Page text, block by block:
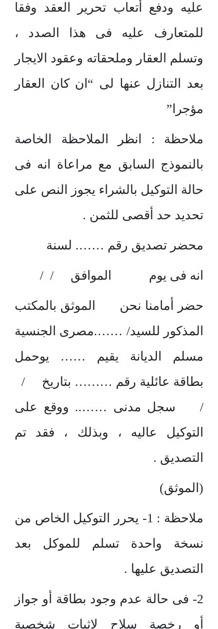
عليه ودفع أتعاب تحرير العقد وفقا
للمتعارف عليه فى هذا الصدد ،
وتسلم العقار وملحقاته وعقود الايجار
بعد التنازل عنها لى “ان كان العقار
مؤجرا”
ملاحظة : انظر الملاحظة الخاصة
بالنموذج السابق مع مراعاة انه فى
حالة التوكيل بالشراء يجوز النص على
تحديد حد أقصى للثمن .
محضر تصديق رقم ……. لسنة
انه فى يوم الموافق / /
حضر أمامنا نحن الموثق بالمكتب
المذكور للسيد/ …….مصرى الجنسية
مسلم الديانة يقيم …… يوحمل
بطاقة عائلية رقم ……… بتاريخ /
/ سجل مدنى …….. ووقع على
التوكيل عاليه ، وبذلك ، فقد تم
التصديق .
(الموثق)
ملاحظة : 1- يحرر التوكيل الخاص من
نسخة واحدة تسلم للموكل بعد
التصديق عليها .
2- فى حالة عدم وجود بطاقة أو جواز
أو رخصة سلاح لاثبات شخصية